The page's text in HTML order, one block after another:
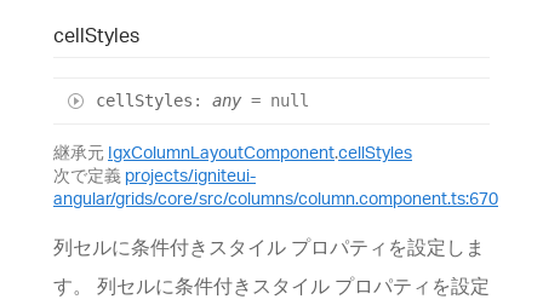
cellStyles
cellStyles : any = null
継承元 IgxColumnLayoutComponent.cellStyles
次で定義 projects/igniteui-
angular/grids/core/src/columns/column.component.ts:670
列セルに条件付きスタイル プロパティを設定しま
す。 列セルに条件付きスタイル プロパティを設定